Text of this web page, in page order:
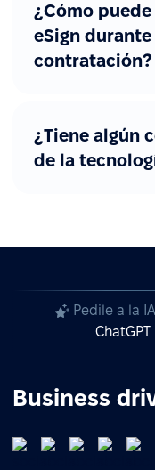
¿Cómo
eSign
contratación?
¿Tiene algún
de la
Pedile a la
ChatGPT
Business